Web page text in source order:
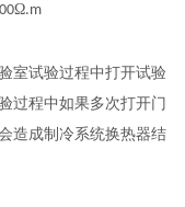
Ω.m
室试验过程中打开试验
过程中如果多次打开门
造成制冷系统换热器结